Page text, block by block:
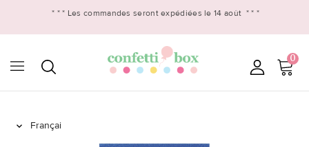
* * * Les commandes seront expédiées le 14 août * * *
0
